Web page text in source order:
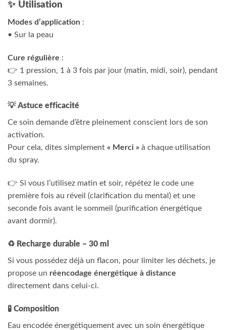
✨ Utilisation
Modes d’application :
• Sur la peau
Cure régulière :
👉 1 pression, 1 à 3 fois par jour (matin, midi, soir), pendant
3 semaines.
💡Astuce efficacité
Ce soin demande d’être pleinement conscient lors de son
activation.
Pour cela, dites simplement « Merci » à chaque utilisation
du spray.
👉 Si vous l’utilisez matin et soir, répétez le code une
première fois au réveil (clarification du mental) et une
seconde fois avant le sommeil (purification énergétique
avant dormir).
♻️ Recharge durable – 30 ml
Si vous possédez déjà un flacon, pour limiter les déchets, je
propose un réencodage énergétique à distance
directement dans celui-ci.
🧪 Composition
Eau encodée énergétiquement avec un soin énergétique